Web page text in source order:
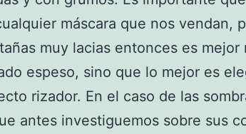
máscara que nos vendan,
muy lacias entonces es mejor
espeso, sino que lo mejor es
rizador. En el caso de las
antes investiguemos sobre sus